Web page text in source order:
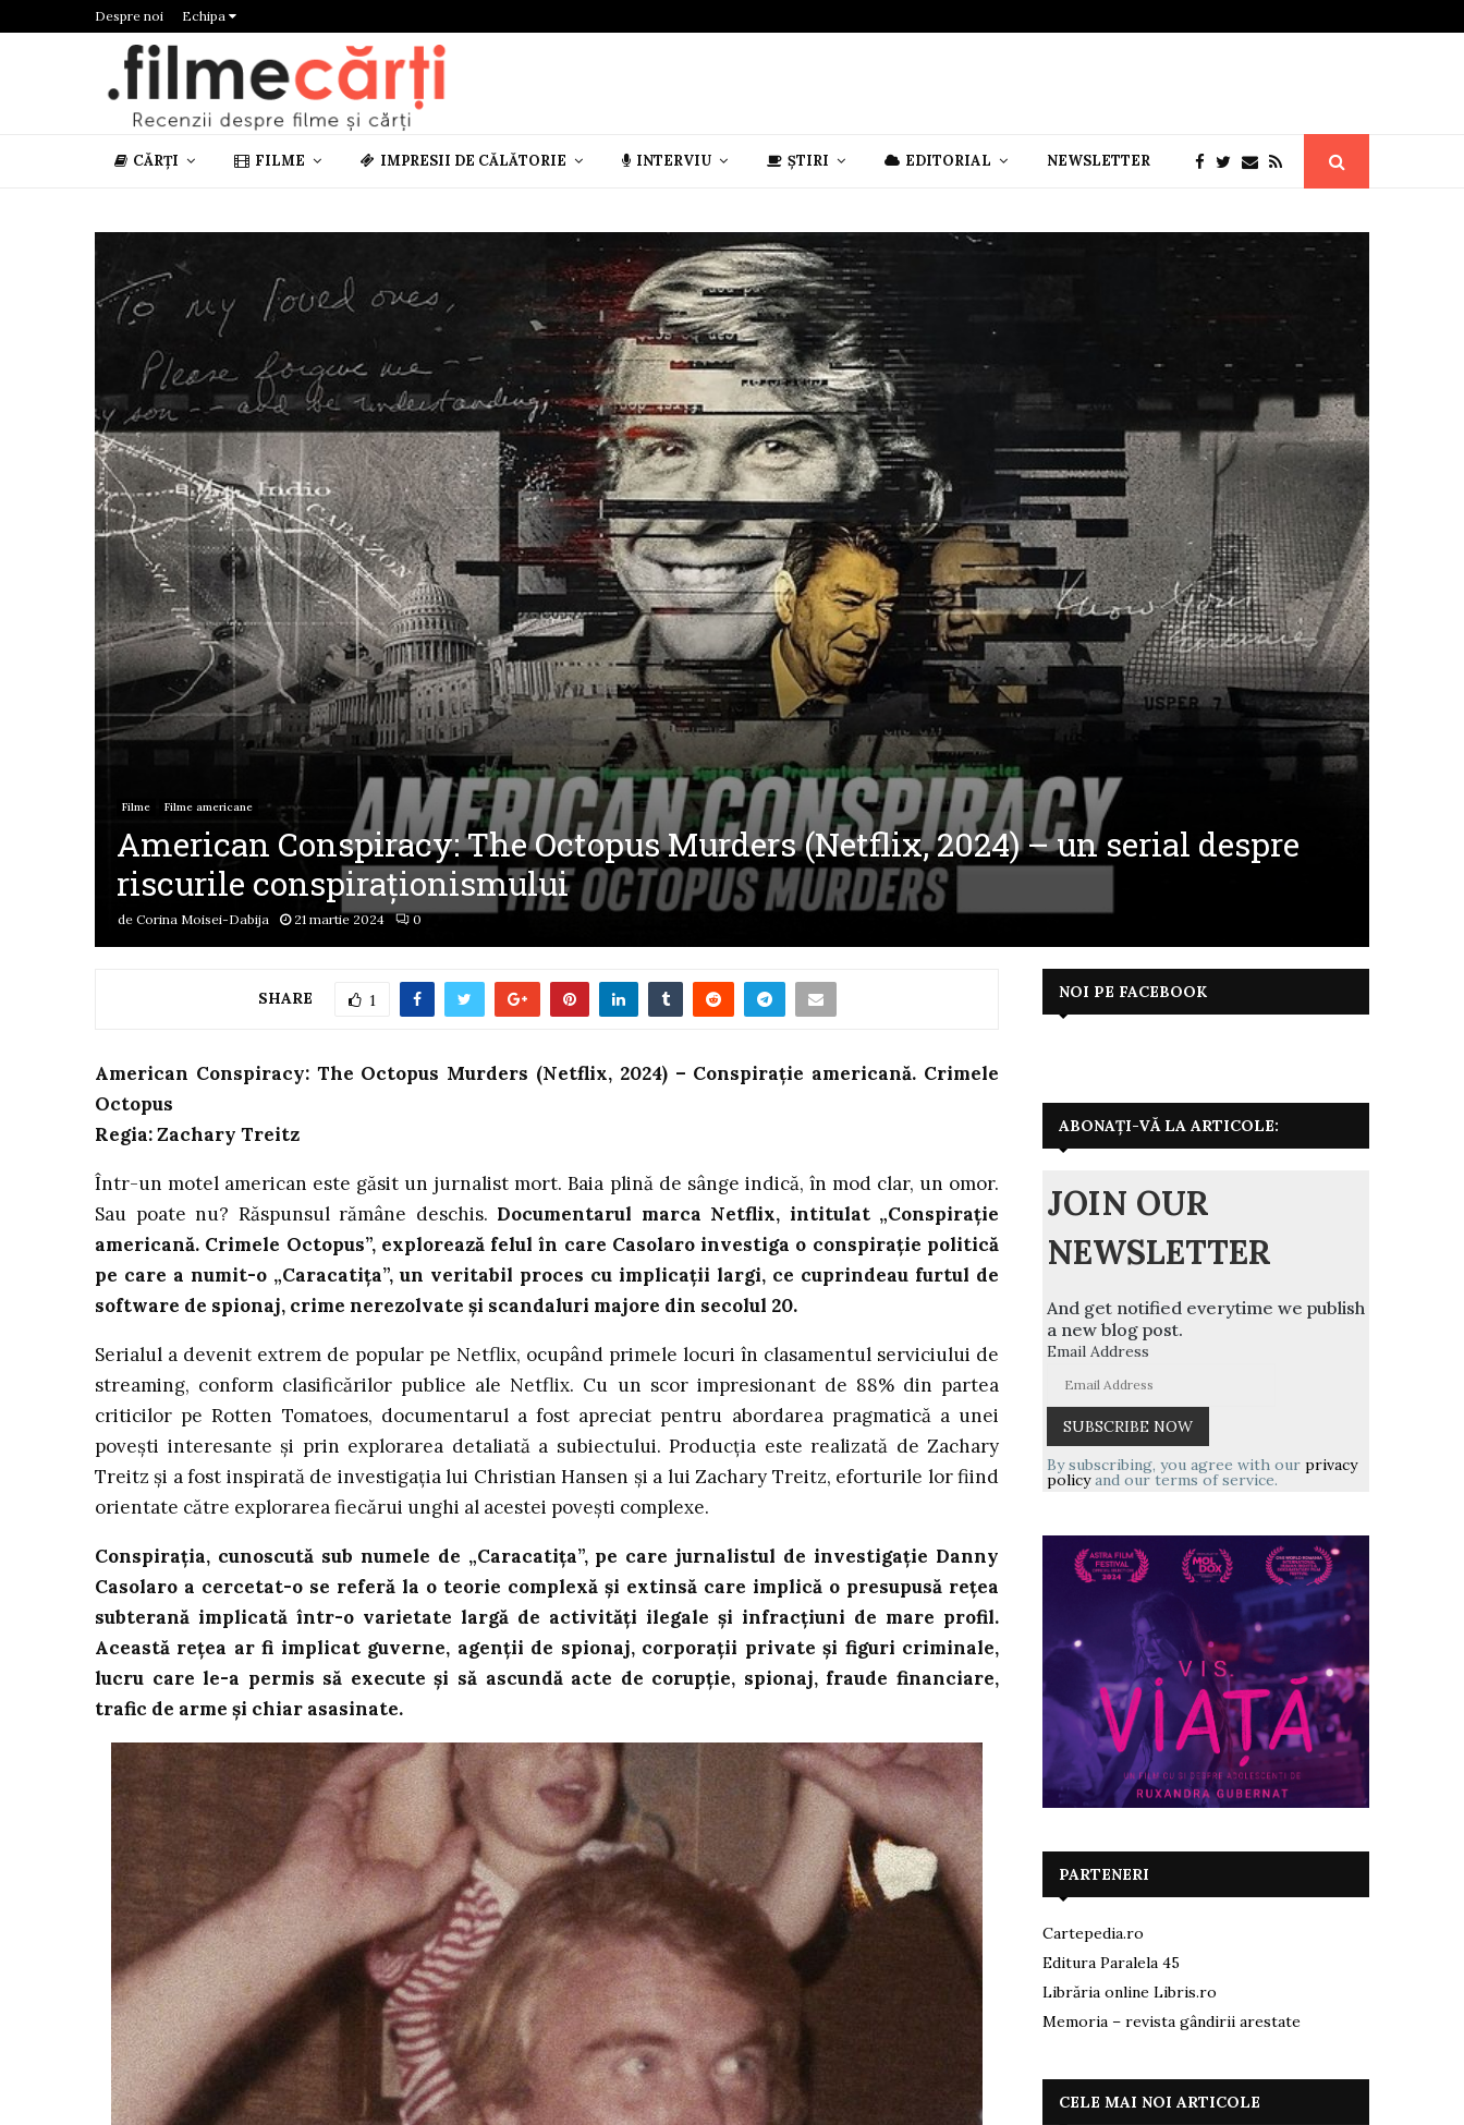
Despre noi Echipa
CĂRȚI FILME IMPRESII DE CĂLĂTORIE INTERVIU ȘTIRI EDITORIAL NEWSLETTER
Filme Filme americane
American Conspiracy: The Octopus Murders (Netflix, 2024) – un serial despre
riscurile conspiraționismului
de Corina Moisei-Dabija 21 martie 2024 0
SHARE 1
American Conspiracy: The Octopus Murders (Netflix, 2024) – Conspirație americană. Crimele
Octopus
Regia: Zachary Treitz
Într-un motel american este găsit un jurnalist mort. Baia plină de sânge indică, în mod clar, un omor.
Sau poate nu? Răspunsul rămâne deschis. Documentarul marca Netflix, intitulat „Conspirație
americană. Crimele Octopus”, explorează felul în care Casolaro investiga o conspirație politică
pe care a numit-o „Caracatița”, un veritabil proces cu implicații largi, ce cuprindeau furtul de
software de spionaj, crime nerezolvate și scandaluri majore din secolul 20.
Serialul a devenit extrem de popular pe Netflix, ocupând primele locuri în clasamentul serviciului de
streaming, conform clasificărilor publice ale Netflix. Cu un scor impresionant de 88% din partea
criticilor pe Rotten Tomatoes, documentarul a fost apreciat pentru abordarea pragmatică a unei
povești interesante și prin explorarea detaliată a subiectului. Producția este realizată de Zachary
Treitz și a fost inspirată de investigația lui Christian Hansen și a lui Zachary Treitz, eforturile lor fiind
orientate către explorarea fiecărui unghi al acestei povești complexe.
Conspirația, cunoscută sub numele de „Caracatița”, pe care jurnalistul de investigație Danny
Casolaro a cercetat-o se referă la o teorie complexă și extinsă care implică o presupusă rețea
subterană implicată într-o varietate largă de activități ilegale și infracțiuni de mare profil.
Această rețea ar fi implicat guverne, agenții de spionaj, corporații private și figuri criminale,
lucru care le-a permis să execute și să ascundă acte de corupție, spionaj, fraude financiare,
trafic de arme și chiar asasinate.
NOI PE FACEBOOK
ABONAȚI-VĂ LA ARTICOLE:
JOIN OUR
NEWSLETTER
And get notified everytime we publish
a new blog post.
Email Address
By subscribing, you agree with our privacy
policyand our terms of service.
PARTENERI
Cartepedia.ro
Editura Paralela 45
Librăria online Libris.ro
Memoria – revista gândirii arestate
CELE MAI NOI ARTICOLE